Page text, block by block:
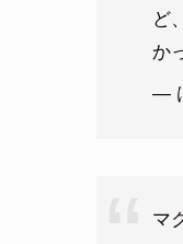
ど
か
—
マ